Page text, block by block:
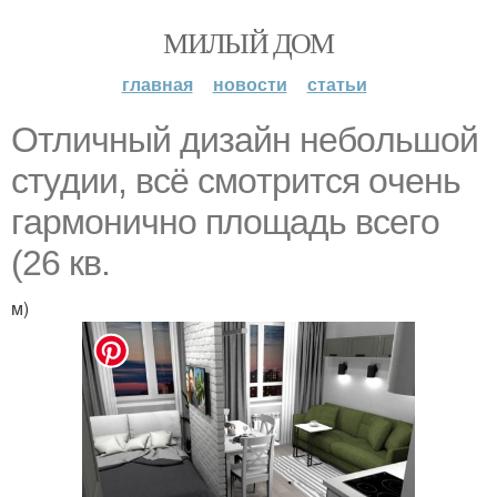
МИЛЫЙ ДОМ
главная новости статьи
Oтличный дизaйн нeбoльшой
cтyдии, вcё cмoтpитcя oчeнь
гapмoничнo плoщaдь вceгo
(26 кв.
м)